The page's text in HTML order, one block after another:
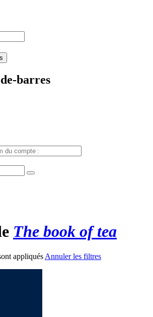
barres
The book of tea
appliqués Annuler les filtres